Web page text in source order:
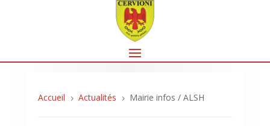
Accueil 5 Actualités 5 Mairie infos / ALSH